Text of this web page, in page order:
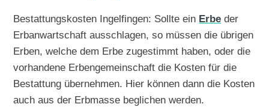
Bestattungskosten Ingelfingen: Sollte ein Erbe der
Erbanwartschaft ausschlagen, so müssen die übrigen
Erben, welche dem Erbe zugestimmt haben, oder die
vorhandene Erbengemeinschaft die Kosten für die
Bestattung übernehmen. Hier können dann die Kosten
auch aus der Erbmasse beglichen werden.